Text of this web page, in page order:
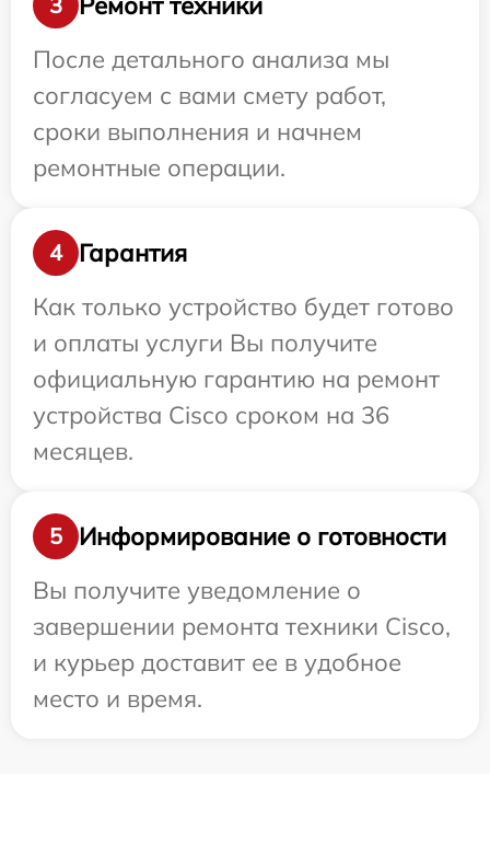
После детального анализа мы
согласуем с вами смету работ,
сроки выполнения и начнем
ремонтные операции.
4
Гарантия
Как только устройство будет готово
и оплаты услуги Вы получите
официальную гарантию на ремонт
устройства Cisco сроком на 36
месяцев.
5
Информирование о готовности
Вы получите уведомление о
завершении ремонта техники Cisco,
и курьер доставит ее в удобное
место и время.